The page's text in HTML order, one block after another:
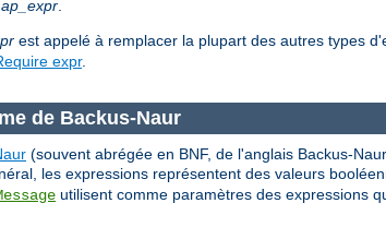
ap_expr.
est appelé à remplacer la plupart des autres types
expr.
de Backus-Naur
(souvent abrégée en BNF, de l'anglais Backus-
les expressions représentent des valeurs
utilisent comme paramètres des expressions